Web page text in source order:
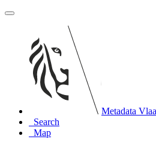
Metadata
Search
Map